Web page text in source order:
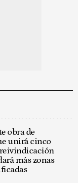
obra de
unirá cinco
más zonas